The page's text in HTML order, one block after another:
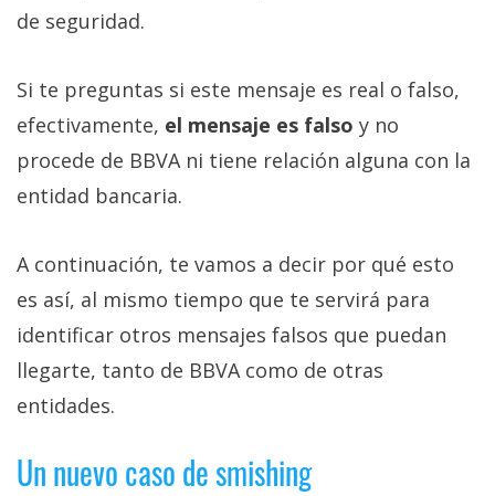
de seguridad.
Si te preguntas si este mensaje es real o falso,
efectivamente, el mensaje es falso y no
procede de BBVA ni tiene relación alguna con la
entidad bancaria.
A continuación, te vamos a decir por qué esto
es así, al mismo tiempo que te servirá para
identificar otros mensajes falsos que puedan
llegarte, tanto de BBVA como de otras
entidades.
Un nuevo caso de smishing